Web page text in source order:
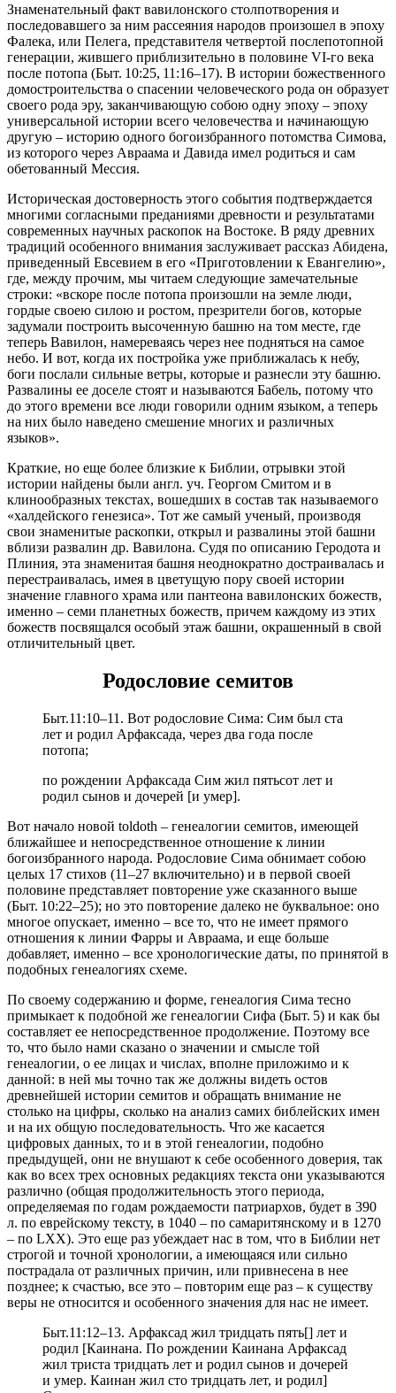
Знаменательный факт вавилонского столпотворения и
последовавшего за ним рассеяния народов произошел в эпоху
Фалека, или Пелега, представителя четвертой послепотопной
генерации, жившего приблизительно в половине VI-го века
после потопа (Быт. 10:25, 11:16–17). В истории божественного
домостроительства о спасении человеческого рода он образует
своего рода эру, заканчивающую собою одну эпоху – эпоху
универсальной истории всего человечества и начинающую
другую – историю одного богоизбранного потомства Симова,
из которого через Авраама и Давида имел родиться и сам
обетованный Мессия.
Историческая достоверность этого события подтверждается
многими согласными преданиями древности и результатами
современных научных раскопок на Востоке. В ряду древних
традиций особенного внимания заслуживает рассказ Абидена,
приведенный Евсевием в его «Приготовлении к Евангелию»,
где, между прочим, мы читаем следующие замечательные
строки: «вскоре после потопа произошли на земле люди,
гордые своею силою и ростом, презрители богов, которые
задумали построить высоченную башню на том месте, где
теперь Вавилон, намереваясь через нее подняться на самое
небо. И вот, когда их постройка уже приближалась к небу,
боги послали сильные ветры, которые и разнесли эту башню.
Развалины ее доселе стоят и называются Бабель, потому что
до этого времени все люди говорили одним языком, а теперь
на них было наведено смешение многих и различных
языков».
Краткие, но еще более близкие к Библии, отрывки этой
истории найдены были англ. уч. Георгом Смитом и в
клинообразных текстах, вошедших в состав так называемого
«халдейского генезиса». Тот же самый ученый, производя
свои знаменитые раскопки, открыл и развалины этой башни
вблизи развалин др. Вавилона. Судя по описанию Геродота и
Плиния, эта знаменитая башня неоднократно достраивалась и
перестраивалась, имея в цветущую пору своей истории
значение главного храма или пантеона вавилонских божеств,
именно – семи планетных божеств, причем каждому из этих
божеств посвящался особый этаж башни, окрашенный в свой
отличительный цвет.
Родословие семитов
Быт.11:10–11. Вот родословие Сима: Сим был ста
лет и родил Арфаксада, через два года после
потопа;
по рождении Арфаксада Сим жил пятьсот лет и
родил сынов и дочерей [и умер].
Вот начало новой toldoth – генеалогии семитов, имеющей
ближайшее и непосредственное отношение к линии
богоизбранного народа. Родословие Сима обнимает собою
целых 17 стихов (11–27 включительно) и в первой своей
половине представляет повторение уже сказанного выше
(Быт. 10:22–25); но это повторение далеко не буквальное: оно
многое опускает, именно – все то, что не имеет прямого
отношения к линии Фарры и Авраама, и еще больше
добавляет, именно – все хронологические даты, по принятой в
подобных генеалогиях схеме.
По своему содержанию и форме, генеалогия Сима тесно
примыкает к подобной же генеалогии Сифа (Быт. 5) и как бы
составляет ее непосредственное продолжение. Поэтому все
то, что было нами сказано о значении и смысле той
генеалогии, о ее лицах и числах, вполне приложимо и к
данной: в ней мы точно так же должны видеть остов
древнейшей истории семитов и обращать внимание не
столько на цифры, сколько на анализ самих библейских имен
и на их общую последовательность. Что же касается
цифровых данных, то и в этой генеалогии, подобно
предыдущей, они не внушают к себе особенного доверия, так
как во всех трех основных редакциях текста они указываются
различно (общая продолжительность этого периода,
определяемая по годам рождаемости патриархов, будет в 390
л. по еврейскому тексту, в 1040 – по самаритянскому и в 1270
– по LXX). Это еще раз убеждает нас в том, что в Библии нет
строгой и точной хронологии, а имеющаяся или сильно
пострадала от различных причин, или привнесена в нее
позднее; к счастью, все это – повторим еще раз – к существу
веры не относится и особенного значения для нас не имеет.
Быт.11:12–13. Арфаксад жил тридцать пять[] лет и
родил [Каинана. По рождении Каинана Арфаксад
жил триста тридцать лет и родил сынов и дочерей
и умер. Каинан жил сто тридцать лет, и родил]